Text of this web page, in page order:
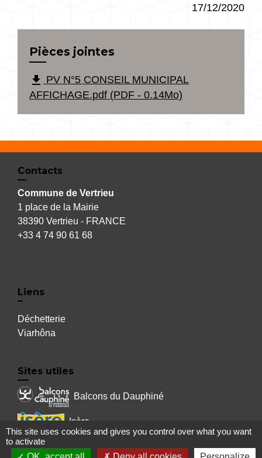
17/12/2020
Pièces jointes
file_download PV N°5 CONSEIL MUNICIPAL
AFFICHAGE.pdf (PDF - 0.14Mo)
Contacts
Commune de Vertrieu
1 place de la Mairie
38390 Vertrieu - FRANCE
+33 4 74 90 61 68
Liens
Déchetterie
Viarhôna
Sites utiles
Balcons du Dauphiné
Isère
Auvergne Rhône Alpes
This site uses cookies and gives you control over what you want
to activate